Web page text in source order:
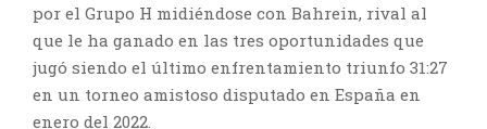
por el Grupo H midiéndose con Bahrein, rival al
que le ha ganado en las tres oportunidades que
jugó siendo el último enfrentamiento triunfo 31:27
en un torneo amistoso disputado en España en
enero del 2022.